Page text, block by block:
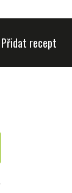
Přidat recept